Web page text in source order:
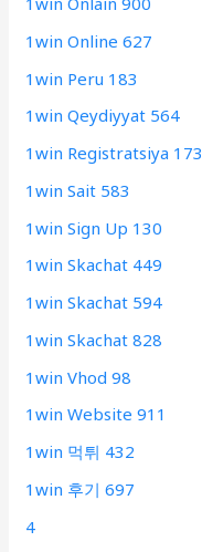
1win Online 627
1win Peru 183
1win Qeydiyyat 564
1win Registratsiya 173
1win Sait 583
1win Sign Up 130
1win Skachat 449
1win Skachat 594
1win Skachat 828
1win Vhod 98
1win Website 911
1win 먹튀 432
1win 후기 697
4